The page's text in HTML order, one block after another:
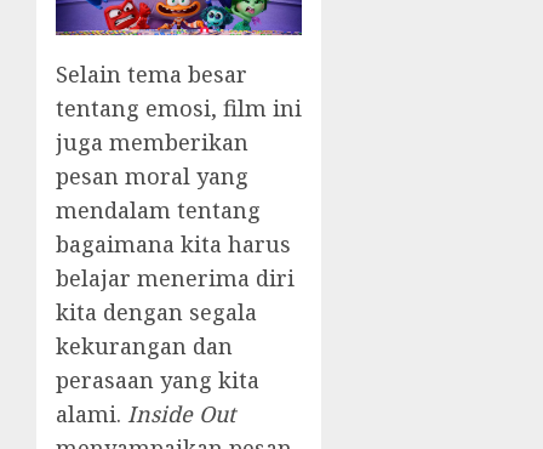
Selain tema besar
tentang emosi, film ini
juga memberikan
pesan moral yang
mendalam tentang
bagaimana kita harus
belajar menerima diri
kita dengan segala
kekurangan dan
perasaan yang kita
alami. Inside Out